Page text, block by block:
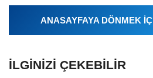
ANASAYFAYA DÖNMEK
İLGINIZI ÇEKEBILIR